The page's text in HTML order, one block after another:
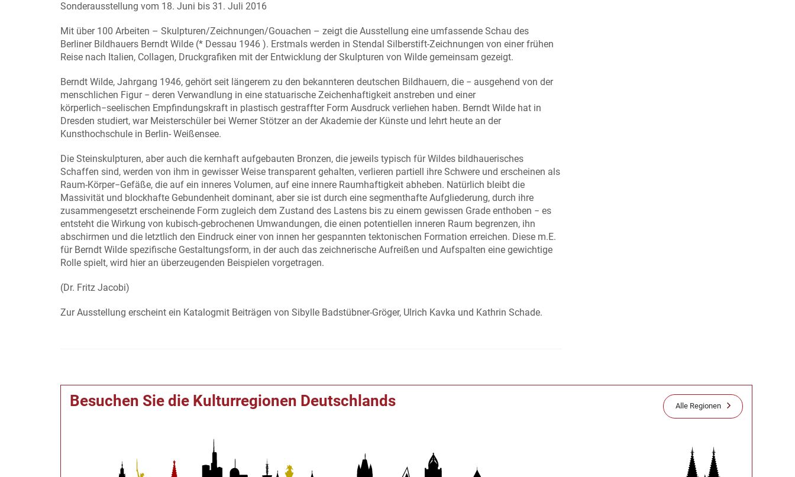
Sonderausstellung vom 18. Juni bis 31. Juli 2016
Mit über 100 Arbeiten – Skulpturen/Zeichnungen/Gouachen – zeigt die Ausstellung eine umfassende Schau des
Berliner Bildhauers Berndt Wilde (* Dessau 1946 ). Erstmals werden in Stendal Silberstift-Zeichnungen von einer frühen
Reise nach Italien, Collagen, Druckgrafiken mit der Entwicklung der Skulpturen von Wilde gemeinsam gezeigt.
Berndt Wilde, Jahrgang 1946, gehört seit längerem zu den bekannteren deutschen Bildhauern, die − ausgehend von der
menschlichen Figur − deren Verwandlung in eine statuarische Zeichenhaftigkeit anstreben und einer
körperlich−seelischen Empfindungskraft in plastisch gestraffter Form Ausdruck verliehen haben. Berndt Wilde hat in
Dresden studiert, war Meisterschüler bei Werner Stötzer an der Akademie der Künste und lehrt heute an der
Kunsthochschule in Berlin- Weißensee.
Die Steinskulpturen, aber auch die kernhaft aufgebauten Bronzen, die jeweils typisch für Wildes bildhauerisches
Schaffen sind, werden von ihm in gewisser Weise transparent gehalten, verlieren partiell ihre Schwere und erscheinen als
Raum-Körper−Gefäße, die auf ein inneres Volumen, auf eine innere Raumhaftigkeit abheben. Natürlich bleibt die
Massivität und blockhafte Gebundenheit dominant, aber sie ist durch eine segmenthafte Aufgliederung, durch ihre
zusammengesetzt erscheinende Form zugleich dem Zustand des Lastens bis zu einem gewissen Grade enthoben − es
entsteht die Wirkung von kubisch-gebrochenen Umwandungen, die einen potentiellen inneren Raum begrenzen, ihn
abschirmen und die letztlich den Eindruck einer von innen her gespannten tektonischen Formation erreichen. Diese m.E.
für Berndt Wilde spezifische Gestaltungsform, in der auch das zeichnerische Aufreißen und Aufspalten eine gewichtige
Rolle spielt, wird hier an überzeugenden Beispielen vorgetragen.
(Dr. Fritz Jacobi)
Zur Ausstellung erscheint ein Katalogmit Beiträgen von Sibylle Badstübner-Gröger, Ulrich Kavka und Kathrin Schade.
Besuchen Sie die Kulturregionen Deutschlands Alle Regionen